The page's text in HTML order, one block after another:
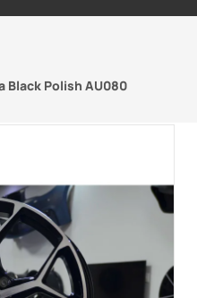
Black Polish AU080